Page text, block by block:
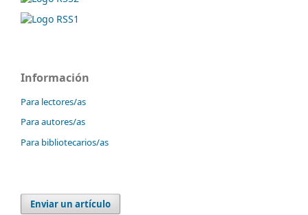
Información
Para lectores/as
Para autores/as
Para bibliotecarios/as
Enviar un artículo